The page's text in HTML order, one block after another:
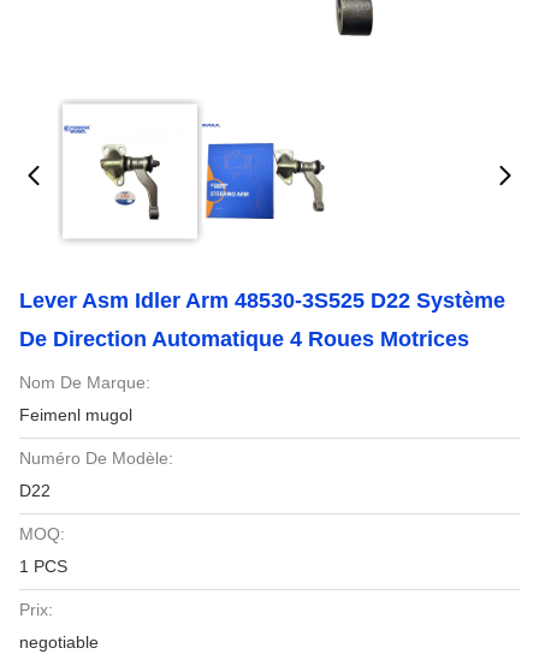
Lever Asm Idler Arm 48530-3S525 D22 Système
De Direction Automatique 4 Roues Motrices
Nom De Marque:
Feimenl mugol
Numéro De Modèle:
D22
MOQ:
1 PCS
Prix:
negotiable